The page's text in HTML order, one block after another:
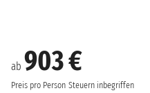
ab 903 €
Preis pro Person Steuern inbegriffen